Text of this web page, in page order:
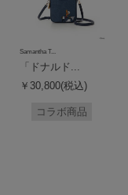
Samantha T...
「ドナルド...
￥30,800(税込)
コラボ商品